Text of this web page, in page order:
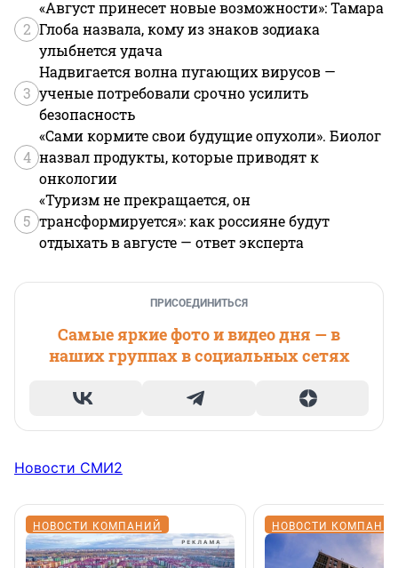
2
«Август принесет новые возможности»: Тамара
Глоба назвала, кому из знаков зодиака
улыбнется удача
3
Надвигается волна пугающих вирусов —
ученые потребовали срочно усилить
безопасность
4
«Сами кормите свои будущие опухоли». Биолог
назвал продукты, которые приводят к
онкологии
5
«Туризм не прекращается, он
трансформируется»: как россияне будут
отдыхать в августе — ответ эксперта
ПРИСОЕДИНИТЬСЯ
Самые яркие фото и видео дня — в
наших группах в социальных сетях
Новости СМИ2
НОВОСТИ КОМПАНИЙ НОВОСТИ